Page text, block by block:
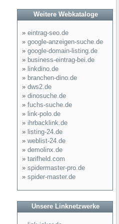
Weitere Webkataloge
» eintrag-seo.de
» google-anzeigen-suche.de
» google-domain-listing.de
» business-eintrag-bei.de
» linkdino.de
» branchen-dino.de
» dws2.de
» dinosuche.de
» fuchs-suche.de
» link-polo.de
» ihrbacklink.de
» listing-24.de
» weblist-24.de
» demolinx.de
» tarifheld.com
» spidermaster-pro.de
» spider-master.de
Unsere Linknetzwerke